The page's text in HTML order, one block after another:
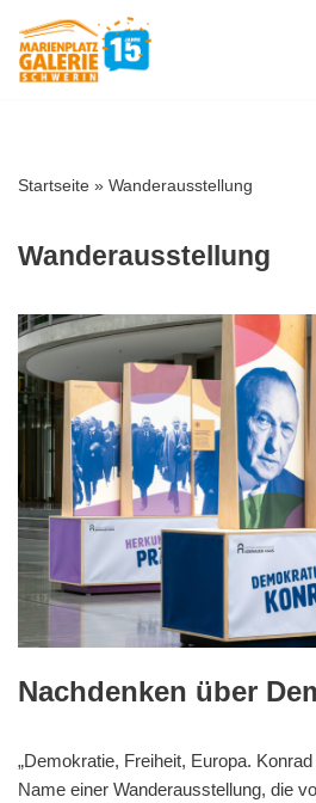
Zum
Startseite » Wanderausstellung
Wanderausstellung
Nachdenken über
„Demokratie, Freiheit, Europa.
Name einer Wanderausstellung, die